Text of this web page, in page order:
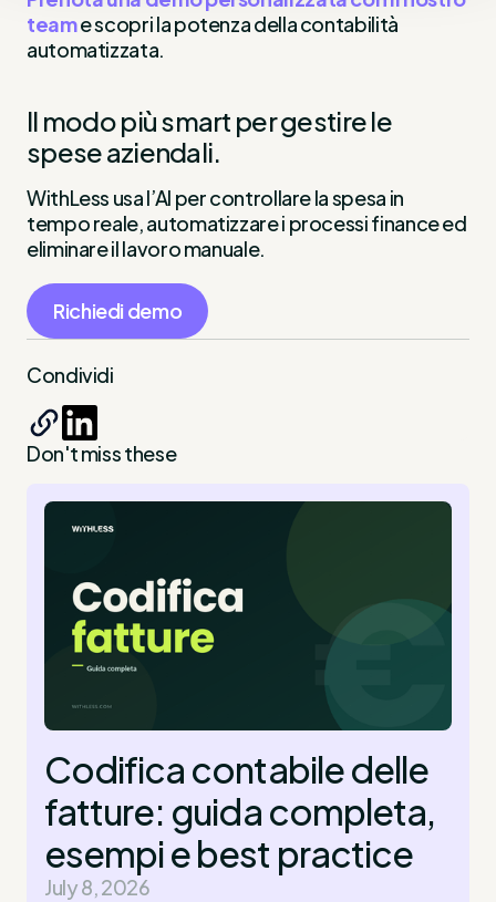
teame scopri la potenza della contabilità
automatizzata.
Il modo più smart per gestire le
spese aziendali.
WithLess usa l’AI per controllare la spesa in
tempo reale, automatizzare i processi finance ed
eliminare il lavoro manuale.
Richiedi demo
Condividi
Don't miss these
Codifica contabile delle
fatture: guida completa,
esempi e best practice
July 8, 2026